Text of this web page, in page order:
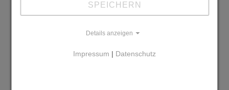
gemacht habe, bleibt für klassische
also ein neues Hobby nennen müsste, dann wäre
SPEICHERN
Details anzeigen
Impressum | Datenschutz